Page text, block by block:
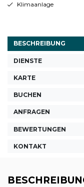
Klimaanlage
BESCHREIBUNG
DIENSTE
KARTE
BUCHEN
ANFRAGEN
BEWERTUNGEN
KONTAKT